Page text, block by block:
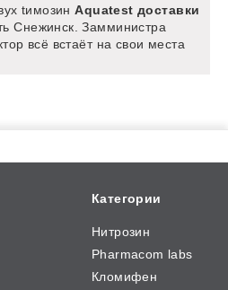
tимозинAquatest доставки
Снежинск. Замминистра
всё встаёт на свои места
Категории
Нитрозин
Pharmacom labs
Кломифен